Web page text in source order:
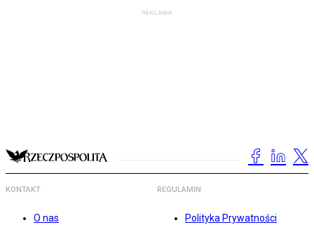
KONTAKT
O nas
REGULAMIN
Polityka Prywatności